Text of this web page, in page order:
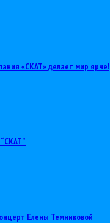
«СКАТ» делает мир ярче!
Елены Темниковой